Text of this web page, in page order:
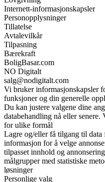
Internett-informasjonskapsler
Personopplysninger
Tillatelse
Avtalevilkår
Tilpasning
Bærekraft
BoligBasar.com
NO Digitalt
salg@nodigitalt.com
Vi bruker informasjonskapsler
funksjoner og din generelle
Du kan justere valgene dine
databehandling nå eller
for ulike formål
Lagre og/eller få tilgang til
informasjon for å velge
tilpasset innhold og
målgrupper med statistiske
løsninger
Personlige valg